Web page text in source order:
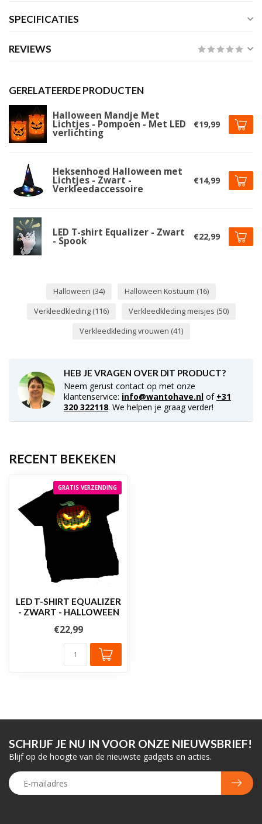
SPECIFICATIES
REVIEWS
GERELATEERDE PRODUCTEN
Halloween Mandje Met
Lichtjes - Pompoen - Met LED
verlichting
€19,99
Heksenhoed Halloween met
Lichtjes - Zwart -
Verkleedaccessoire
€14,99
LED T-shirt Equalizer - Zwart
- Spook €22,99
Halloween (34) Halloween Kostuum (16)
Verkleedkleding (116) Verkleedkleding meisjes (50)
Verkleedkleding vrouwen (41)
HEB JE VRAGEN OVER DIT PRODUCT?
Neem gerust contact op met onze
klantenservice: info@wantohave.nl of +31
320 322118. We helpen je graag verder!
RECENT BEKEKEN
GRATIS VERZENDING
LED T-SHIRT EQUALIZER
- ZWART - HALLOWEEN
€22,99
SCHRIJF JE NU IN VOOR ONZE NIEUWSBRIEF!
Blijf op de hoogte van de nieuwste gadgets en acties.